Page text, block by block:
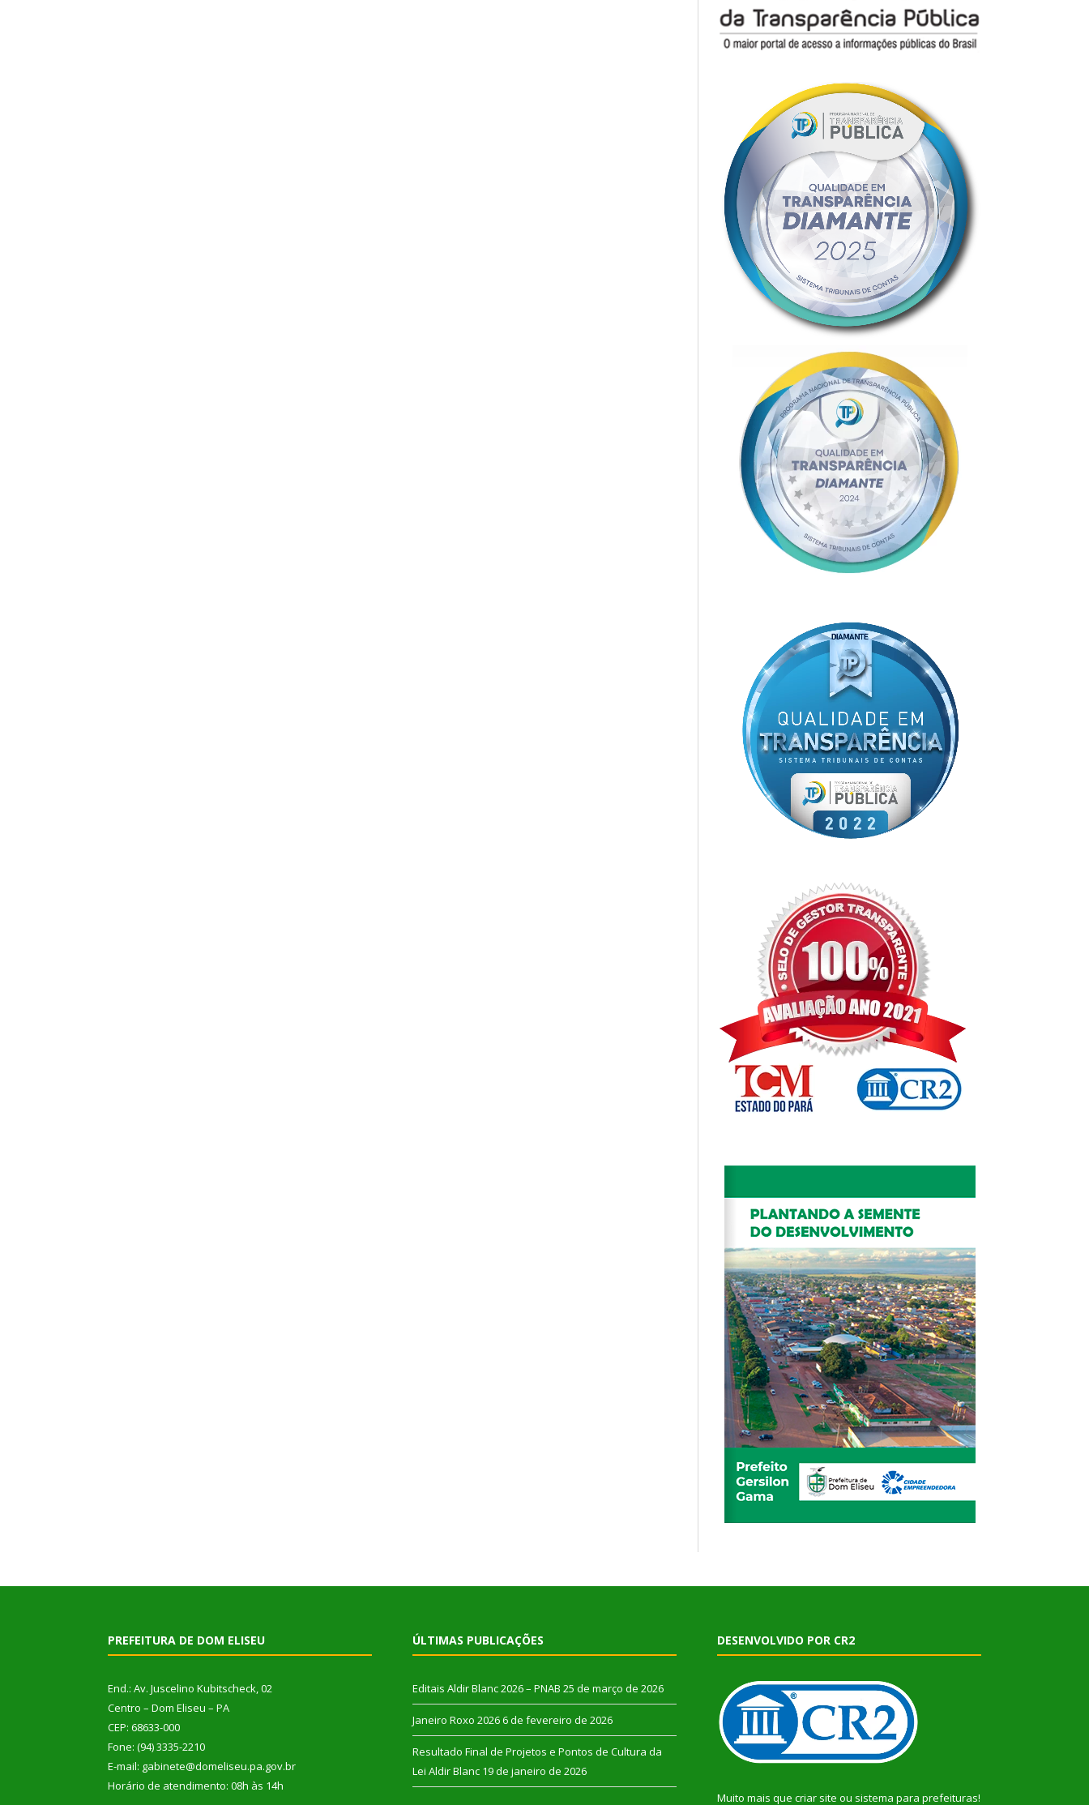
PREFEITURA DE DOM ELISEU
End.: Av. Juscelino Kubitscheck, 02
Centro – Dom Eliseu – PA
CEP: 68633-000
Fone: (94) 3335-2210
E-mail: gabinete@domeliseu.pa.gov.br
Horário de atendimento: 08h às 14h
ÚLTIMAS PUBLICAÇÕES
Editais Aldir Blanc 2026 – PNAB 25 de março de 2026
Janeiro Roxo 2026 6 de fevereiro de 2026
Resultado Final de Projetos e Pontos de Cultura da
Lei Aldir Blanc 19 de janeiro de 2026
DESENVOLVIDO POR CR2
Muito mais que criar site ou sistema para prefeituras!